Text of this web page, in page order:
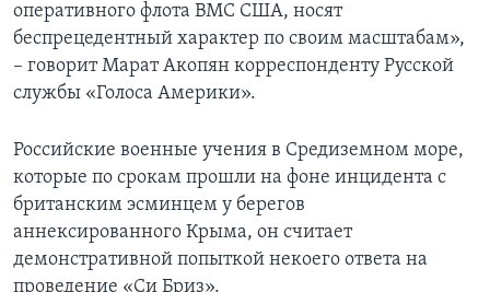
оперативного флота ВМС США, носят
беспрецедентный характер по своим масштабам»,
– говорит Марат Акопян корреспонденту Русской
службы «Голоса Америки».
Российские военные учения в Средиземном море,
которые по срокам прошли на фоне инцидента с
британским эсминцем у берегов
аннексированного Крыма, он считает
демонстративной попыткой некоего ответа на
проведение «Си Бриз».